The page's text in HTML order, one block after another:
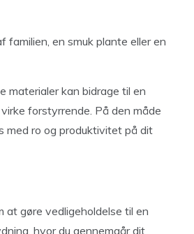
en smuk plante eller en
materialer kan bidrage til en
forstyrrende. På den måde
med ro og produktivitet på dit
at gøre vedligeholdelse til en
hvor du gennemgår dit